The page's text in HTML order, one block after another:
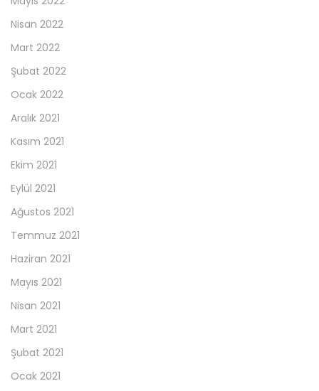
Nisan 2022
Mart 2022
Şubat 2022
Ocak 2022
Aralık 2021
Kasım 2021
Ekim 2021
Eylül 2021
Ağustos 2021
Temmuz 2021
Haziran 2021
Mayıs 2021
Nisan 2021
Mart 2021
Şubat 2021
Ocak 2021